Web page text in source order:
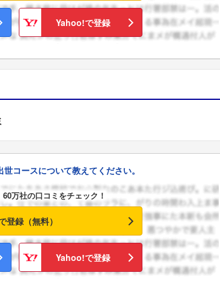
Yahoo!で登録
コースについて教えてください。
万社の口コミをチェック！
登録（無料）
Yahoo!で登録